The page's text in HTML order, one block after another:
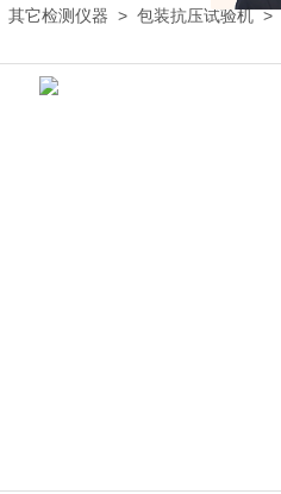
其它检测仪器 > 包装抗压试验机>